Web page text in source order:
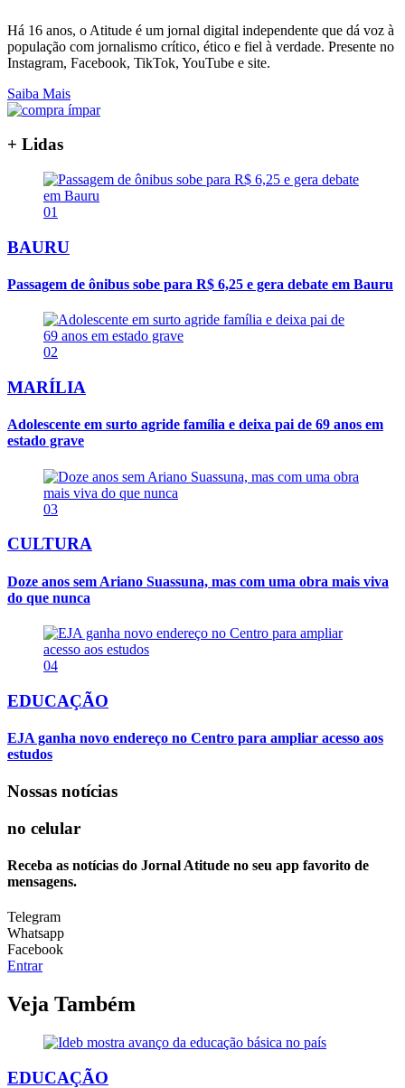
Há 16 anos, o Atitude é um jornal digital independente que dá voz à
população com jornalismo crítico, ético e fiel à verdade. Presente no
Instagram, Facebook, TikTok, YouTube e site.
Saiba Mais
+ Lidas
01
BAURU
Passagem de ônibus sobe para R$ 6,25 e gera debate em Bauru
02
MARÍLIA
Adolescente em surto agride família e deixa pai de 69 anos em
estado grave
03
CULTURA
Doze anos sem Ariano Suassuna, mas com uma obra mais viva
do que nunca
04
EDUCAÇÃO
EJA ganha novo endereço no Centro para ampliar acesso aos
estudos
Nossas notícias
no celular
Receba as notícias do Jornal Atitude no seu app favorito de
mensagens.
Telegram
Whatsapp
Facebook
Entrar
Veja Também
EDUCAÇÃO